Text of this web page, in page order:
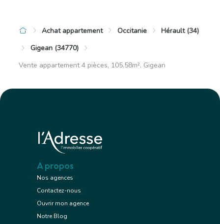
Achat appartement Occitanie
Hérault (34)
Gigean (34770)
Vente appartement 4 pièces, 105.58m², Gigean
A propos
Nos agences
Contactez-nous
Ouvrir mon agence
Notre Blog